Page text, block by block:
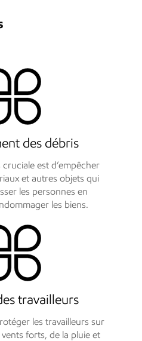
des débris
est d’empêcher
et autres objets qui
les personnes en
les biens.
travailleurs
les travailleurs sur
forts, de la pluie et